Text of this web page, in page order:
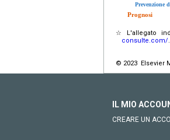
Prevenzione
Prognosi
☆ L'allegato
consulte.com/.
© 2023 Elsevier
IL MIO
CREARE UN